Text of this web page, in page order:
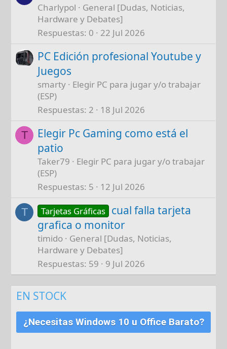
Charlypol
General [Dudas, Noticias,
Hardware y Debates]
Respuestas 0 22 Jul 2026
PC Edición profesional Youtube y
Juegos
smarty
Elegir PC para jugar y/o trabajar
(ESP)
Respuestas 2 18 Jul 2026
T
Elegir Pc Gaming como está el
patio
Taker79
Elegir PC para jugar y/o trabajar
(ESP)
Respuestas 5 12 Jul 2026
T Tarjetas Gráficas cual falla tarjeta
grafica o monitor
timido
General [Dudas, Noticias,
Hardware y Debates]
Respuestas 59 9 Jul 2026
EN STOCK
¿Necesitas Windows 10 u Office Barato?